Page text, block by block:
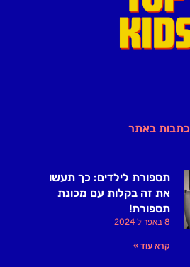
כתבות באתר
תספורת לילדים: כך תעשו
את זה בקלות עם מכונת
תספורת!
8 באפריל 2024
קרא עוד »